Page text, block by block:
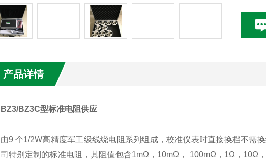
产品详情
BZ3/BZ3C型标准电阻供应
由9 个1/2W高精度军工级线绕电阻系列组成，校准仪表时直接换档不需
司特别定制的标准电阻，其阻值包含1mΩ，10mΩ， 100mΩ，1Ω，10Ω